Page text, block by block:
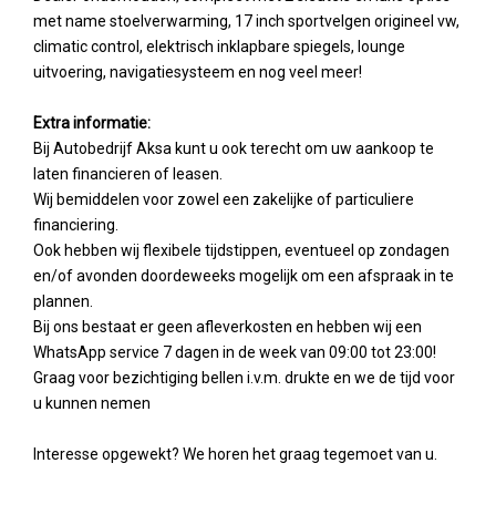
met name stoelverwarming, 17 inch sportvelgen origineel vw,
climatic control, elektrisch inklapbare spiegels, lounge
uitvoering, navigatiesysteem en nog veel meer!
Extra informatie:
Bij Autobedrijf Aksa kunt u ook terecht om uw aankoop te
laten financieren of leasen.
Wij bemiddelen voor zowel een zakelijke of particuliere
financiering.
Ook hebben wij flexibele tijdstippen, eventueel op zondagen
en/of avonden doordeweeks mogelijk om een afspraak in te
plannen.
Bij ons bestaat er geen afleverkosten en hebben wij een
WhatsApp service 7 dagen in de week van 09:00 tot 23:00!
Graag voor bezichtiging bellen i.v.m. drukte en we de tijd voor
u kunnen nemen
Interesse opgewekt? We horen het graag tegemoet van u.